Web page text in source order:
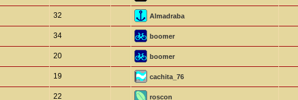
32 Almadraba
34 boomer
20 boomer
19 cachita_76
22 roscon